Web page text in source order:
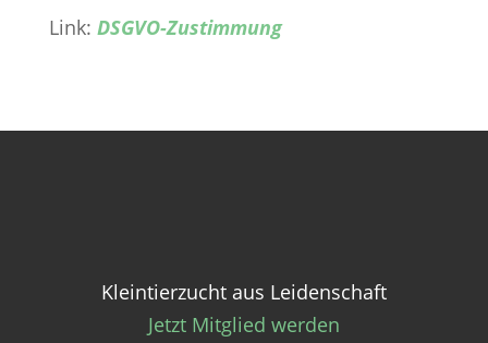
Link: DSGVO-Zustimmung
Kleintierzucht aus Leidenschaft
Jetzt Mitglied werden